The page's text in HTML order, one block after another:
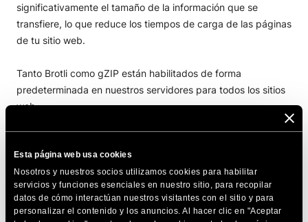
Esta página web usa cookies
Nosotros y nuestros socios utilizamos cookies para habilitar
servicios y funciones esenciales en nuestro sitio, para recopilar
datos de cómo interactúan nuestros visitantes con el sitio y para
personalizar el contenido y los anuncios. Al hacer clic en "Aceptar
significativamente el tamaño de la información que se
transfiere, lo que reduce los tiempos de carga de las páginas
de tu sitio web.
Tanto Brotli como gZIP están habilitados de forma
predeterminada en nuestros servidores para todos los sitios
web.
Almacenamiento en la caché
del navegador
En inglés, Leveraging browser caching, significa que puedes